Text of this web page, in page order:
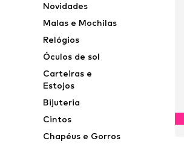
Novidades
Malas e Mochilas
Relógios
Óculos de sol
Carteiras e
Estojos
Bijuteria
Cintos
Chapéus e Gorros